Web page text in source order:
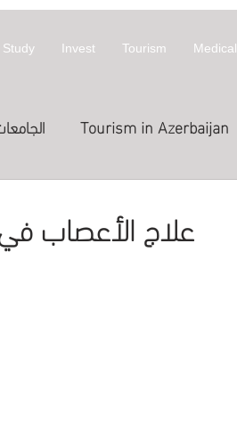
Medical
Tourism
Invest
Study
Tourism in Azerbaijan
علاج الأعصاب في